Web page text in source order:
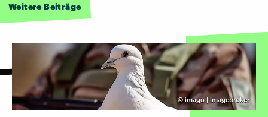
Weitere Beiträge
©imago | imagebroker